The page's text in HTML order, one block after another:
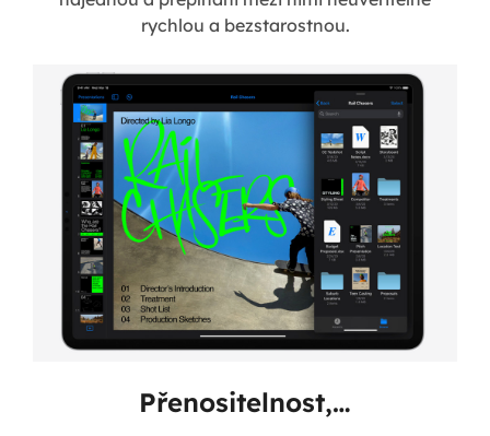
rychlou a bezstarostnou.
Přenositelnost,…